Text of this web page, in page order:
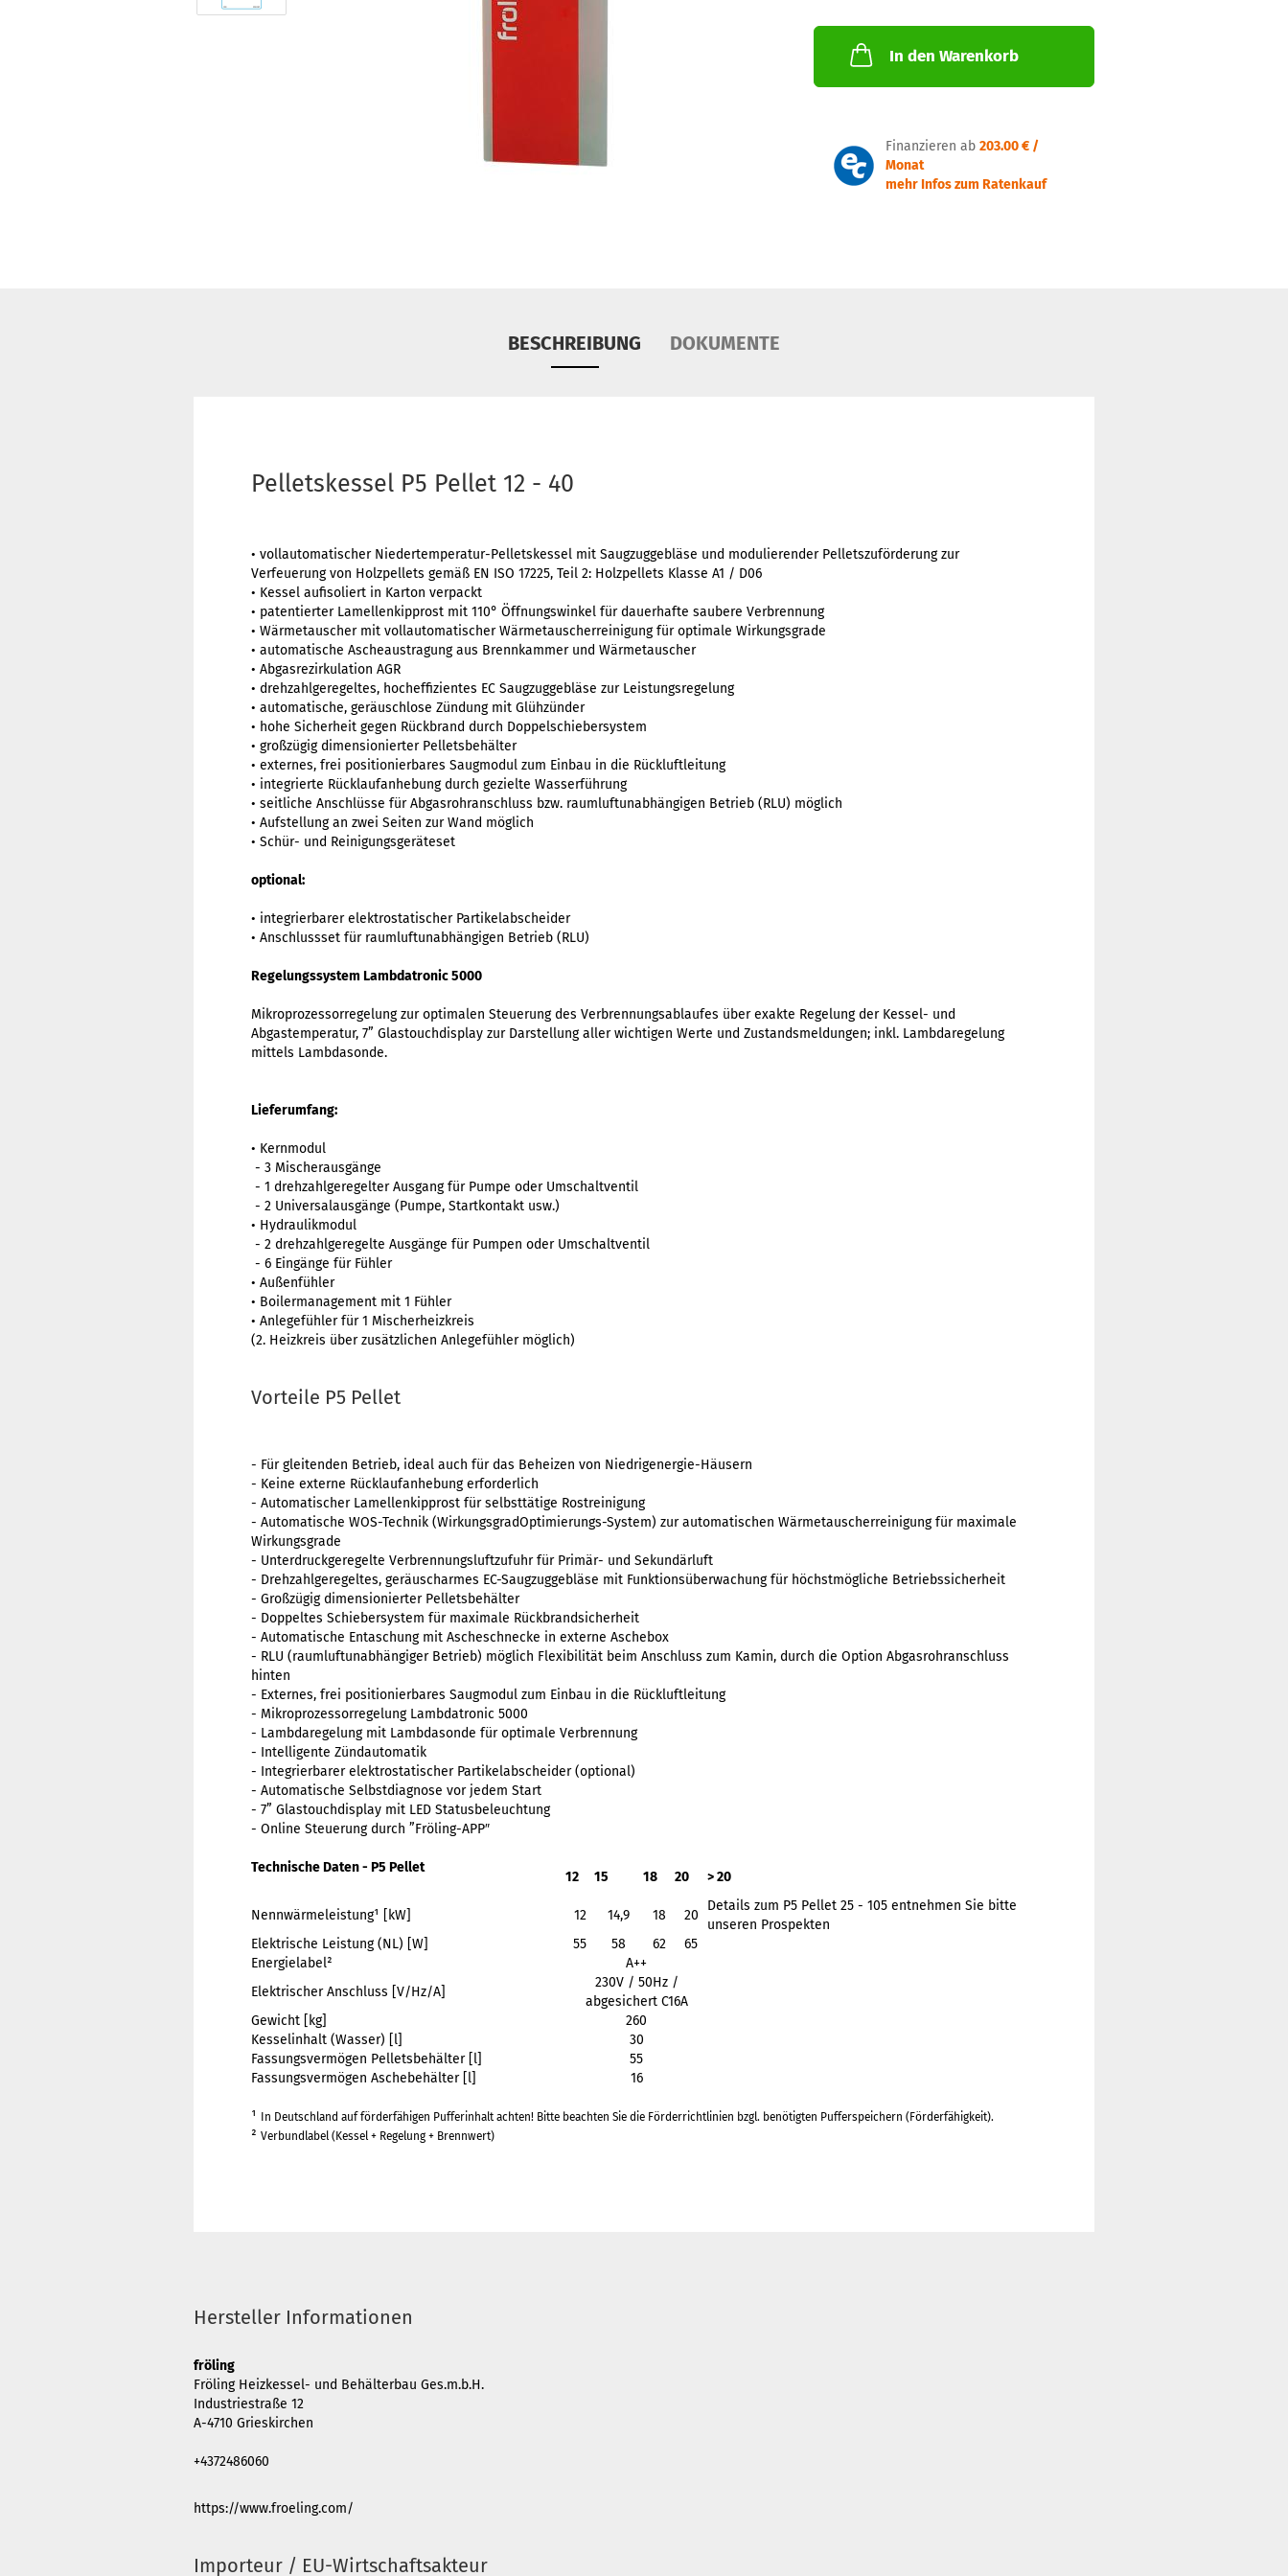
In den Warenkorb
Finanzieren ab 203.00 € /
Monat
mehr Infos zum Ratenkauf
BESCHREIBUNG DOKUMENTE
Pelletskessel P5 Pellet 12 - 40
• vollautomatischer Niedertemperatur-Pelletskessel mit Saugzuggebläse und modulierender Pelletszuförderung zur
Verfeuerung von Holzpellets gemäß EN ISO 17225, Teil 2: Holzpellets Klasse A1 / D06
• Kessel aufisoliert in Karton verpackt
• patentierter Lamellenkipprost mit 110° Öffnungswinkel für dauerhafte saubere Verbrennung
• Wärmetauscher mit vollautomatischer Wärmetauscherreinigung für optimale Wirkungsgrade
• automatische Ascheaustragung aus Brennkammer und Wärmetauscher
• Abgasrezirkulation AGR
• drehzahlgeregeltes, hocheffizientes EC Saugzuggebläse zur Leistungsregelung
• automatische, geräuschlose Zündung mit Glühzünder
• hohe Sicherheit gegen Rückbrand durch Doppelschiebersystem
• großzügig dimensionierter Pelletsbehälter
• externes, frei positionierbares Saugmodul zum Einbau in die Rückluftleitung
• integrierte Rücklaufanhebung durch gezielte Wasserführung
• seitliche Anschlüsse für Abgasrohranschluss bzw. raumluftunabhängigen Betrieb (RLU) möglich
• Aufstellung an zwei Seiten zur Wand möglich
• Schür- und Reinigungsgeräteset
optional:
• integrierbarer elektrostatischer Partikelabscheider
• Anschlussset für raumluftunabhängigen Betrieb (RLU)
Regelungssystem Lambdatronic 5000
Mikroprozessorregelung zur optimalen Steuerung des Verbrennungsablaufes über exakte Regelung der Kessel- und
Abgastemperatur, 7” Glastouchdisplay zur Darstellung aller wichtigen Werte und Zustandsmeldungen; inkl. Lambdaregelung
mittels Lambdasonde.
Lieferumfang:
• Kernmodul
- 3 Mischerausgänge
- 1 drehzahlgeregelter Ausgang für Pumpe oder Umschaltventil
- 2 Universalausgänge (Pumpe, Startkontakt usw.)
• Hydraulikmodul
- 2 drehzahlgeregelte Ausgänge für Pumpen oder Umschaltventil
- 6 Eingänge für Fühler
• Außenfühler
• Boilermanagement mit 1 Fühler
• Anlegefühler für 1 Mischerheizkreis
(2. Heizkreis über zusätzlichen Anlegefühler möglich)
Vorteile P5 Pellet
- Für gleitenden Betrieb, ideal auch für das Beheizen von Niedrigenergie-Häusern
- Keine externe Rücklaufanhebung erforderlich
- Automatischer Lamellenkipprost für selbsttätige Rostreinigung
- Automatische WOS-Technik (WirkungsgradOptimierungs-System) zur automatischen Wärmetauscherreinigung für maximale
Wirkungsgrade
- Unterdruckgeregelte Verbrennungsluftzufuhr für Primär- und Sekundärluft
- Drehzahlgeregeltes, geräuscharmes EC-Saugzuggebläse mit Funktionsüberwachung für höchstmögliche Betriebssicherheit
- Großzügig dimensionierter Pelletsbehälter
- Doppeltes Schiebersystem für maximale Rückbrandsicherheit
- Automatische Entaschung mit Ascheschnecke in externe Aschebox
- RLU (raumluftunabhängiger Betrieb) möglich Flexibilität beim Anschluss zum Kamin, durch die Option Abgasrohranschluss
hinten
- Externes, frei positionierbares Saugmodul zum Einbau in die Rückluftleitung
- Mikroprozessorregelung Lambdatronic 5000
- Lambdaregelung mit Lambdasonde für optimale Verbrennung
- Intelligente Zündautomatik
- Integrierbarer elektrostatischer Partikelabscheider (optional)
- Automatische Selbstdiagnose vor jedem Start
- 7” Glastouchdisplay mit LED Statusbeleuchtung
- Online Steuerung durch ”Fröling-APP″
Technische Daten - P5 Pellet
12 15 18 20 > 20
Nennwärmeleistung¹ [kW] 12 14,9 18 20
Details zum P5 Pellet 25 - 105 entnehmen Sie bitte
unseren Prospekten
Elektrische Leistung (NL) [W]
55 58 62
65
Energielabel²
A++
Elektrischer Anschluss [V/Hz/A]
230V / 50Hz /
abgesichert C16A
Gewicht [kg]
260
Kesselinhalt (Wasser) [l]
30
Fassungsvermögen Pelletsbehälter [l]
55
Fassungsvermögen Aschebehälter [l]
16
¹ In Deutschland auf förderfähigen Pufferinhalt achten! Bitte beachten Sie die Förderrichtlinien bzgl. benötigten Pufferspeichern (Förderfähigkeit).
² Verbundlabel (Kessel + Regelung + Brennwert)
Hersteller Informationen
fröling
Fröling Heizkessel- und Behälterbau Ges.m.b.H.
Industriestraße 12
A-4710 Grieskirchen
+4372486060
https://www.froeling.com/
Importeur / EU-Wirtschaftsakteur